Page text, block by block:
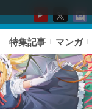
特集記事 マンガ